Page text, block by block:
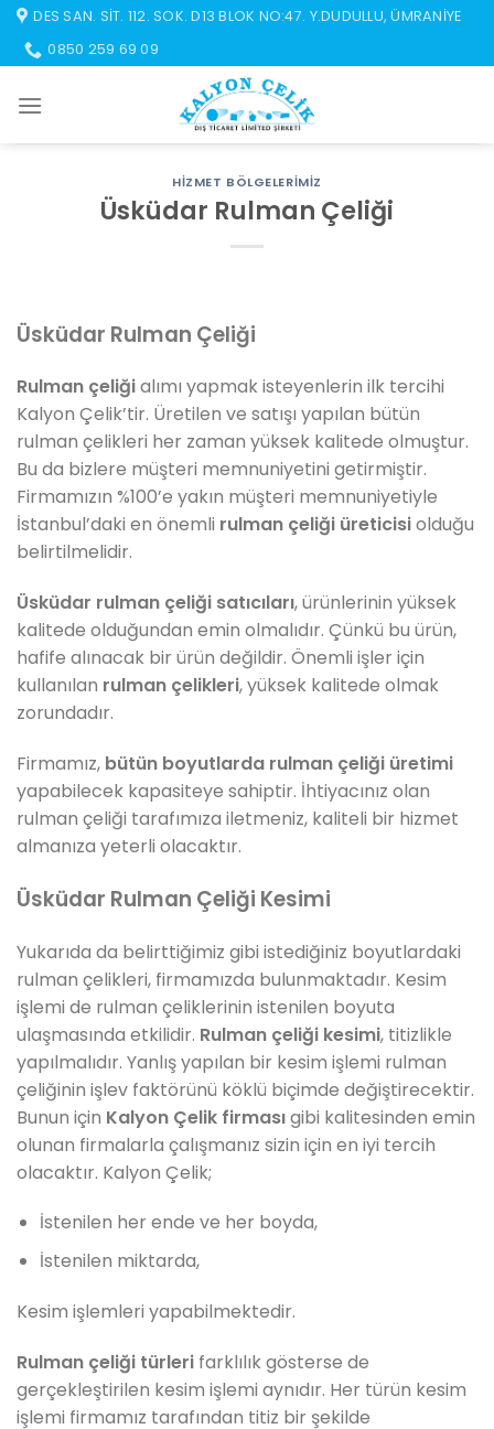
İçeriğe
atla
DES SAN. SIT. 112. SOK. D13 BLOK NO:47. Y.DUDULLU, ÜMRANIYE
0850 259 69 09
HIZMET BÖLGELERIMIZ
Üsküdar Rulman Çeliği
Üsküdar Rulman Çeliği
Rulman çeliğialımı yapmak isteyenlerin ilk tercihi
Kalyon Çelik’tir. Üretilen ve satışı yapılan bütün
rulman çelikleri her zaman yüksek kalitede olmuştur.
Bu da bizlere müşteri memnuniyetini getirmiştir.
Firmamızın %100’e yakın müşteri memnuniyetiyle
İstanbul’daki en önemli rulman çeliği üreticisiolduğu
belirtilmelidir.
Üsküdar rulman çeliği satıcıları, ürünlerinin yüksek
kalitede olduğundan emin olmalıdır. Çünkü bu ürün,
hafife alınacak bir ürün değildir. Önemli işler için
kullanılan rulman çelikleri, yüksek kalitede olmak
zorundadır.
Firmamız, bütün boyutlarda rulman çeliği üretimi
yapabilecek kapasiteye sahiptir. İhtiyacınız olan
rulman çeliği tarafımıza iletmeniz, kaliteli bir hizmet
almanıza yeterli olacaktır.
Üsküdar Rulman Çeliği Kesimi
Yukarıda da belirttiğimiz gibi istediğiniz boyutlardaki
rulman çelikleri, firmamızda bulunmaktadır. Kesim
işlemi de rulman çeliklerinin istenilen boyuta
ulaşmasında etkilidir. Rulman çeliği kesimi, titizlikle
yapılmalıdır. Yanlış yapılan bir kesim işlemi rulman
çeliğinin işlev faktörünü köklü biçimde değiştirecektir.
Bunun için Kalyon Çelik firmasıgibi kalitesinden emin
olunan firmalarla çalışmanız sizin için en iyi tercih
olacaktır. Kalyon Çelik;
İstenilen her ende ve her boyda,
İstenilen miktarda,
Kesim işlemleri yapabilmektedir.
Rulman çeliği türleri farklılık gösterse de
gerçekleştirilen kesim işlemi aynıdır. Her türün kesim
işlemi firmamız tarafından titiz bir şekilde